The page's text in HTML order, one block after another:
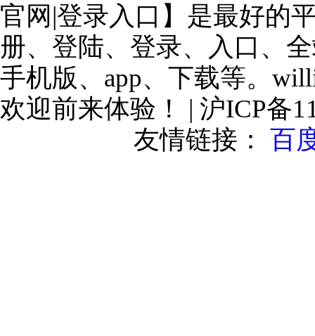
官网|登录入口】是最好的
册、登陆、登录、入口、
手机版、app、下载等。
欢迎前来体验！ | 沪ICP备
友情链接：
百